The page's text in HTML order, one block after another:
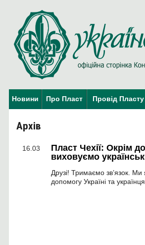
Новини Про Пласт Провід Пласту
Архів
16.03
Пласт Чехії: Окрім
виховуємо
Друзі! Тримаємо зв’язок. Ми
допомогу Україні та